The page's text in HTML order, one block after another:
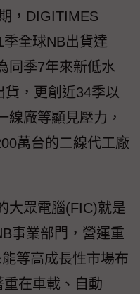
，DIGITIMES
全球NB出貨達
同季7年來新低水
貨，更創近34季以
線廠等顯見壓力，
萬台的二線代工廠
大眾電腦(FIC)就是
事業部門，營運重
等高成長性市場布
在車載、自動